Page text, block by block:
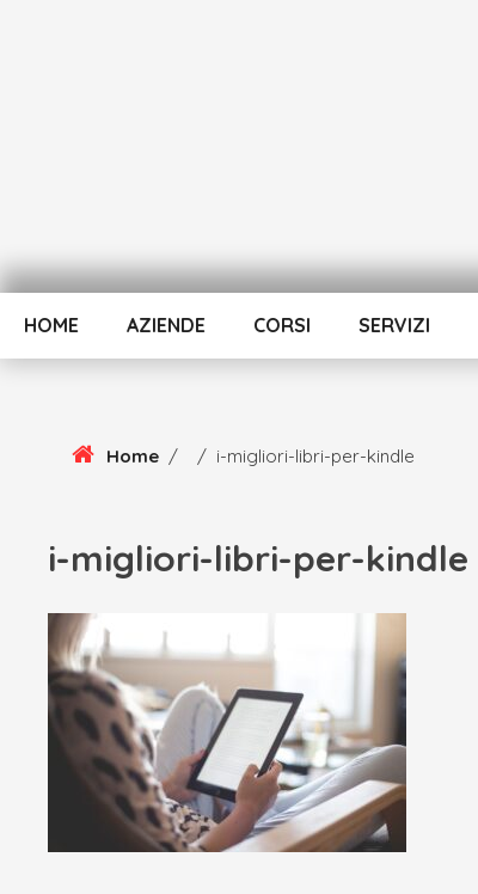
HOME AZIENDE CORSI SERVIZI
Home / / i-migliori-libri-per-kindle
i-migliori-libri-per-kindle